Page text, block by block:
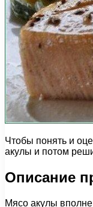
Чтобы понять и
акулы и потом
Описание
Мясо акулы